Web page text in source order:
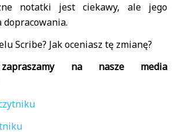
notatki jest ciekawy, ale jego
dopracowania.
Scribe? Jak oceniasz tę zmianę?
na nasze media